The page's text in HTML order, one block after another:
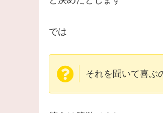
では
それを聞いて喜ぶ